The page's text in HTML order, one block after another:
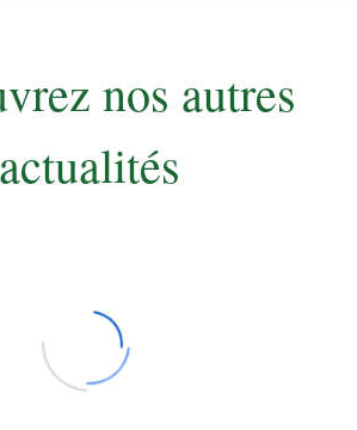
nos autres
actualités